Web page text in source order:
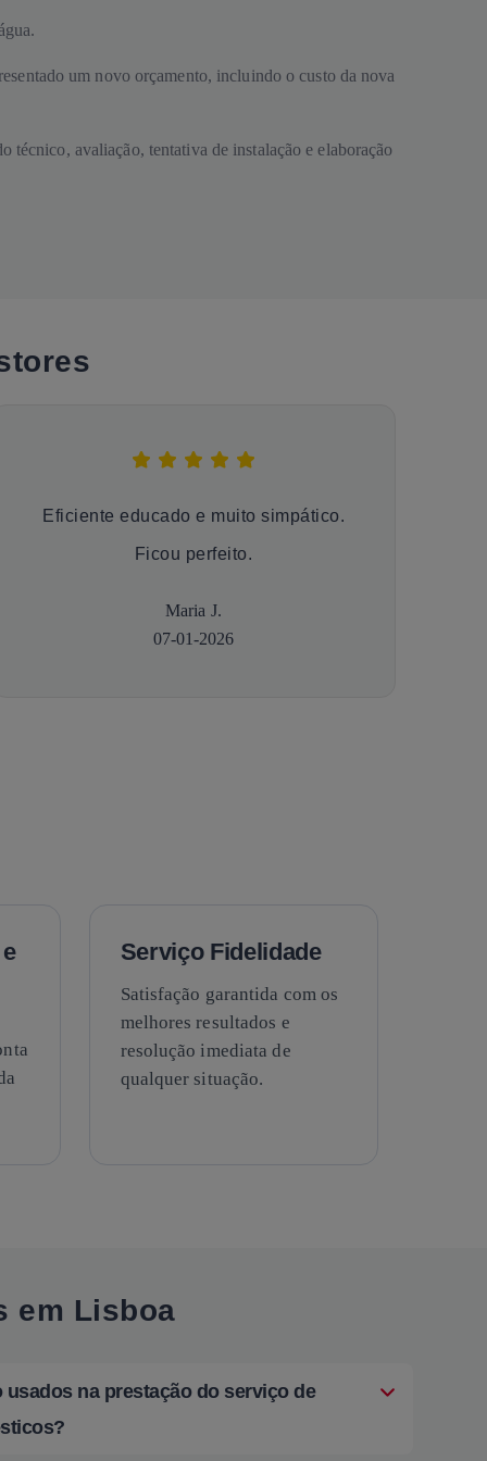
um novo orçamento, incluindo o custo da nova
técnico, avaliação, tentativa de instalação e elaboração
Eficiente educado e muito simpático.
Ficou perfeito.
Maria J.
07-01-2026
Serviço Fidelidade
Satisfação garantida com os
melhores resultados e
resolução imediata de
qualquer situação.
em Lisboa
na prestação do serviço de